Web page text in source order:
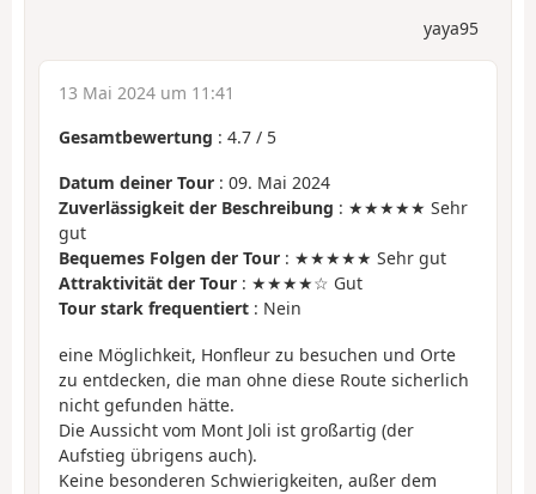
yaya95
13 Mai 2024 um 11:41
Gesamtbewertung : 4.7 / 5
Datum deiner Tour : 09. Mai 2024
Zuverlässigkeit der Beschreibung : ★★★★★ Sehr
gut
Bequemes Folgen der Tour : ★★★★★ Sehr gut
Attraktivität der Tour : ★★★★☆ Gut
Tour stark frequentiert : Nein
eine Möglichkeit, Honfleur zu besuchen und Orte
zu entdecken, die man ohne diese Route sicherlich
nicht gefunden hätte.
Die Aussicht vom Mont Joli ist großartig (der
Aufstieg übrigens auch).
Keine besonderen Schwierigkeiten, außer dem